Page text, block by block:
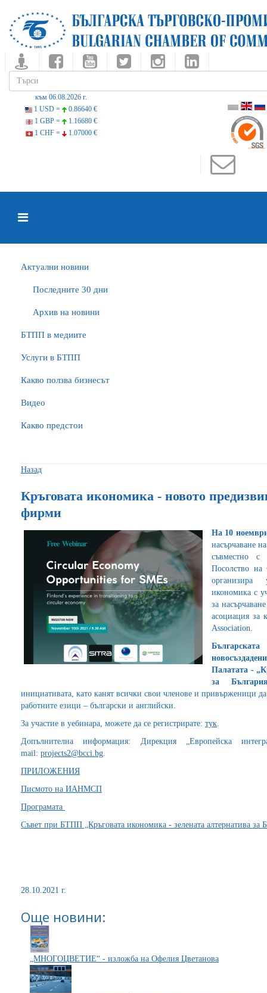
към 06.08.2026 г.
1 USD =
0.86640 €
1 GBP =
1.16680 €
1 CHF =
1.07000 €
Актуални новини
Последните 30 дни
Архив на новини
БTПП в медиите
Услуги в БТПП
Какво ползва бизнесът
Видео
Какво предстои
Назад
Кръговата икономика - новото
фирми
На 10
насърчаване
съвместно
Посолство
организира
икономика с
за
асоциация за
Association.
Палатата -
за
инициативата, като канят всички свои членове и привърженици
работните езици – български и английски.
За участие в уебинара, можете да се регистрирате: тук.
Допълнителна информация: Дирекция „Европейска
mail: projects2@bcci.bg.
ПРИЛОЖЕНИЯ
Писмото на ИАНМСП
Програмата
Съвет при БТПП „Кръговата икономика - зелената алтернатива за
28.10.2021 г.
Още новини:
„МНОГОЦВЕТИЕ“ - изложба на Офелия Цветанова